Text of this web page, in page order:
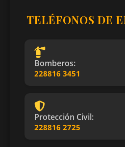
TELÉFONOS DE
Bomberos:
228816 3451
Protección Civil:
228816 2725